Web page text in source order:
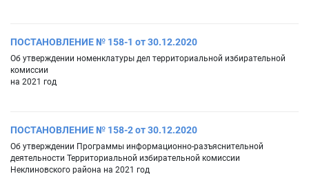
ПОСТАНОВЛЕНИЕ № 158-1 от 30.12.2020
Об утверждении номенклатуры дел территориальной избирательной
комиссии
на 2021 год
ПОСТАНОВЛЕНИЕ № 158-2 от 30.12.2020
Об утверждении Программы информационно-разъяснительной
деятельности Территориальной избирательной комиссии
Неклиновского района на 2021 год